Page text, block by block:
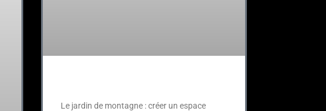
Le jardin de montagne : créer un espace